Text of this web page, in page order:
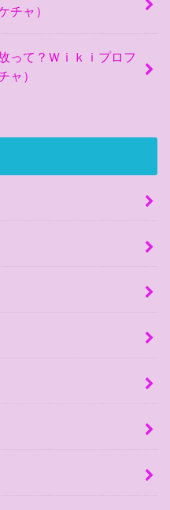
チャ）
って？Ｗｉｋｉプロフ
ャ）